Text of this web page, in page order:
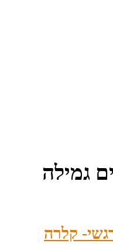
גמילה
קלרה